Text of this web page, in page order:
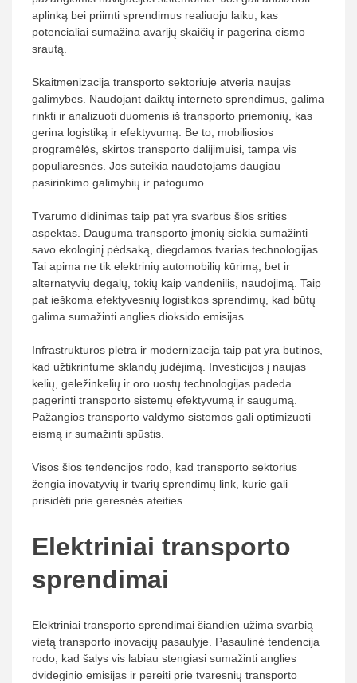
aplinką bei priimti sprendimus realiuoju laiku, kas
potencialiai sumažina avarijų skaičių ir pagerina eismo
srautą.
Skaitmenizacija transporto sektoriuje atveria naujas
galimybes. Naudojant daiktų interneto sprendimus, galima
rinkti ir analizuoti duomenis iš transporto priemonių, kas
gerina logistiką ir efektyvumą. Be to, mobiliosios
programėlės, skirtos transporto dalijimuisi, tampa vis
populiaresnės. Jos suteikia naudotojams daugiau
pasirinkimo galimybių ir patogumo.
Tvarumo didinimas taip pat yra svarbus šios srities
aspektas. Dauguma transporto įmonių siekia sumažinti
savo ekologinį pėdsaką, diegdamos tvarias technologijas.
Tai apima ne tik elektrinių automobilių kūrimą, bet ir
alternatyvių degalų, tokių kaip vandenilis, naudojimą. Taip
pat ieškoma efektyvesnių logistikos sprendimų, kad būtų
galima sumažinti anglies dioksido emisijas.
Infrastruktūros plėtra ir modernizacija taip pat yra būtinos,
kad užtikrintume sklandų judėjimą. Investicijos į naujas
kelių, geležinkelių ir oro uostų technologijas padeda
pagerinti transporto sistemų efektyvumą ir saugumą.
Pažangios transporto valdymo sistemos gali optimizuoti
eismą ir sumažinti spūstis.
Visos šios tendencijos rodo, kad transporto sektorius
žengia inovatyvių ir tvarių sprendimų link, kurie gali
prisidėti prie geresnės ateities.
Elektriniai transporto
sprendimai
Elektriniai transporto sprendimai šiandien užima svarbią
vietą transporto inovacijų pasaulyje. Pasaulinė tendencija
rodo, kad šalys vis labiau stengiasi sumažinti anglies
dvideginio emisijas ir pereiti prie tvaresnių transporto